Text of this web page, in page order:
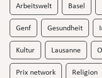
Arbeitswelt Basel
Genf Gesundheit
Kultur Lausanne
Prix network Religion